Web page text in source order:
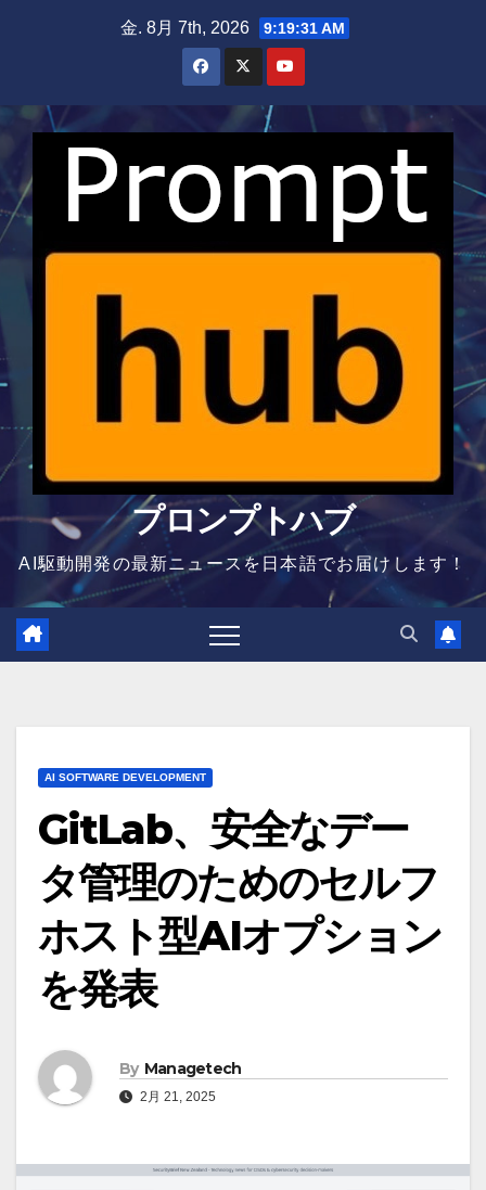
金. 8月 7th, 2026 9:19:32 AM
プロンプトハブ
AI駆動開発の最新ニュースを日本語でお届けします！
AI SOFTWARE DEVELOPMENT
GitLab、安全なデー
タ管理のためのセルフ
ホスト型AIオプション
を発表
By Managetech
2月 21, 2025